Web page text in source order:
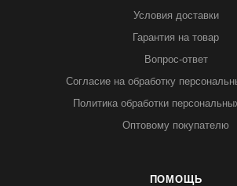
Условия доставки
Гарантия на товар
Вопрос-ответ
Согласие на обработку
Политика обработки
Оптовому покупателю
ПОМОЩЬ